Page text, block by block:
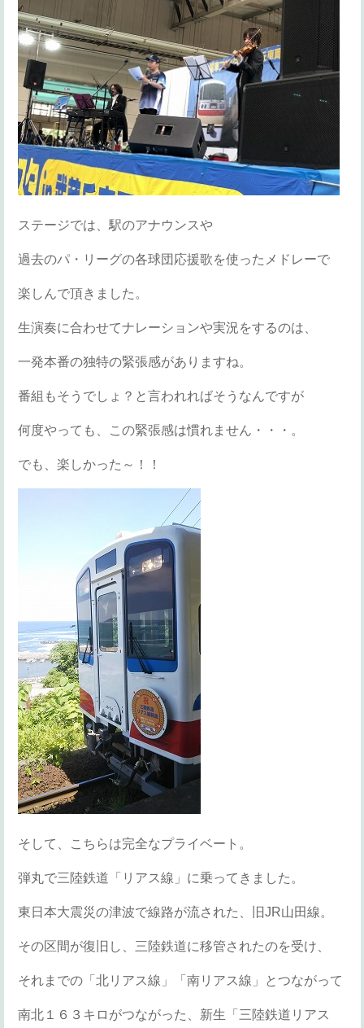
ステージでは、駅のアナウンスや
過去のパ・リーグの各球団応援歌を使ったメドレーで
楽しんで頂きました。
生演奏に合わせてナレーションや実況をするのは、
一発本番の独特の緊張感がありますね。
番組もそうでしょ？と言われればそうなんですが
何度やっても、この緊張感は慣れません・・・。
でも、楽しかった～！！
そして、こちらは完全なプライベート。
弾丸で三陸鉄道「リアス線」に乗ってきました。
東日本大震災の津波で線路が流された、旧JR山田線。
その区間が復旧し、三陸鉄道に移管されたのを受け、
それまでの「北リアス線」「南リアス線」とつながって
南北１６３キロがつながった、新生「三陸鉄道リアス